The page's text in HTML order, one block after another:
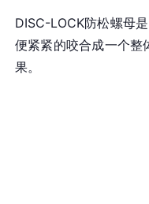
DISC-LOCK防松螺母
便紧紧的咬合成一个整
果。